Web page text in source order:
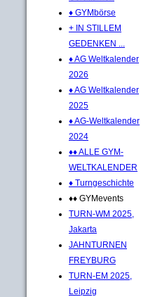
♦ GYMbörse
+ IN STILLEM
GEDENKEN ...
♦ AG Weltkalender
2026
♦ AG Weltkalender
2025
♦ AG-Weltkalender
2024
♦♦ ALLE GYM-
WELTKALENDER
♦ Turngeschichte
♦♦ GYMevents
TURN-WM 2025,
Jakarta
JAHNTURNEN
FREYBURG
TURN-EM 2025,
Leipzig